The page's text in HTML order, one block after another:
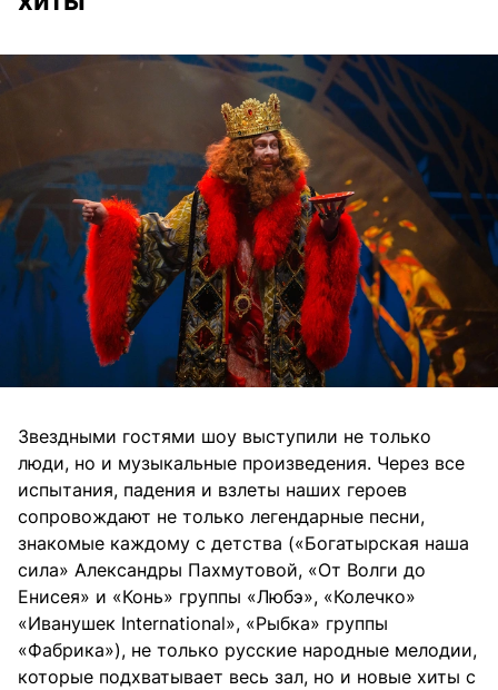
Звездными гостями шоу выступили не только
люди, но и музыкальные произведения. Через все
испытания, падения и взлеты наших героев
сопровождают не только легендарные песни,
знакомые каждому с детства («Богатырская наша
сила» Александры Пахмутовой, «От Волги до
Енисея» и «Конь» группы «Любэ», «Колечко»
«Иванушек International», «Рыбка» группы
«Фабрика»), не только русские народные мелодии,
которые подхватывает весь зал, но и новые хиты с